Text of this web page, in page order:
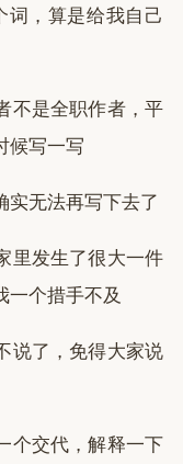
词，算是给我自己
不是全职作者，平
候写一写
实无法再写下去了
里发生了很大一件
一个措手不及
说了，免得大家说
个交代，解释一下